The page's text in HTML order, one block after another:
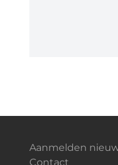
Aanmelden
Contact